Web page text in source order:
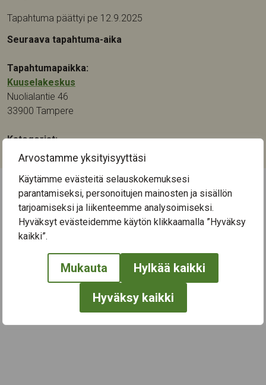
Arvostamme yksityisyyttäsi
Käytämme evästeitä selauskokemuksesi
parantamiseksi, personoitujen mainosten ja sisällön
tarjoamiseksi ja liikenteemme analysoimiseksi.
Hyväksyt evästeidemme käytön klikkaamalla ”Hyväksy
kaikki”.
Mukauta Hylkää kaikki
Hyväksy kaikki
Tapahtuma päättyi pe 12.9.2025
Seuraava tapahtuma-aika
Tapahtumapaikka:
Kuuselakeskus
Nuolialantie 46
33900 Tampere
Kategoriat:
Kulttuuri
← Näytä kaikki tapahtumat